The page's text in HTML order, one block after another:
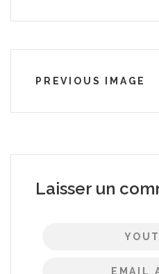
PREVIOUS IMAGE
Laisser un